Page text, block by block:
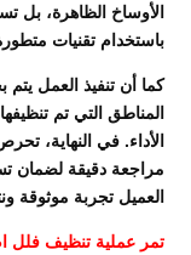
الأوساخ الظاهرة، بل
باستخدام تقنيات
كما أن تنفيذ العمل
المناطق التي تم
الأداء. في النهاية،
مراجعة دقيقة لضمان
العميل تجربة موثوقة
تمر عملية تنظيف فلل ام